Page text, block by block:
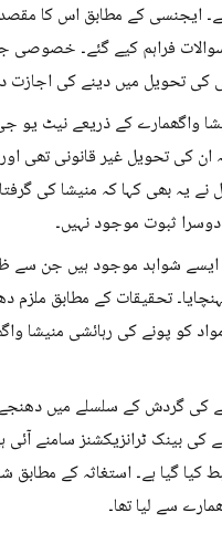
ایجنسی کے مطابق اس کا مقصد
واگھمارے کے ذریعے نیٹ یو
ان کی تحویل غیر قانونی تھی
نے یہ بھی کہا کہ منیشا کی
ثبوت موجود نہیں۔
شواہد موجود ہیں جن سے
تحقیقات کے مطابق ملزم
نیٹ 2026 کے امتحانی مواد کو پونے کی
کی گردش کے سلسلے میں
کے درمیان تقریباً 6 لاکھ روپے کی بینک
کیا گیا ہے۔ استغاثہ کے
سے لیا تھا۔